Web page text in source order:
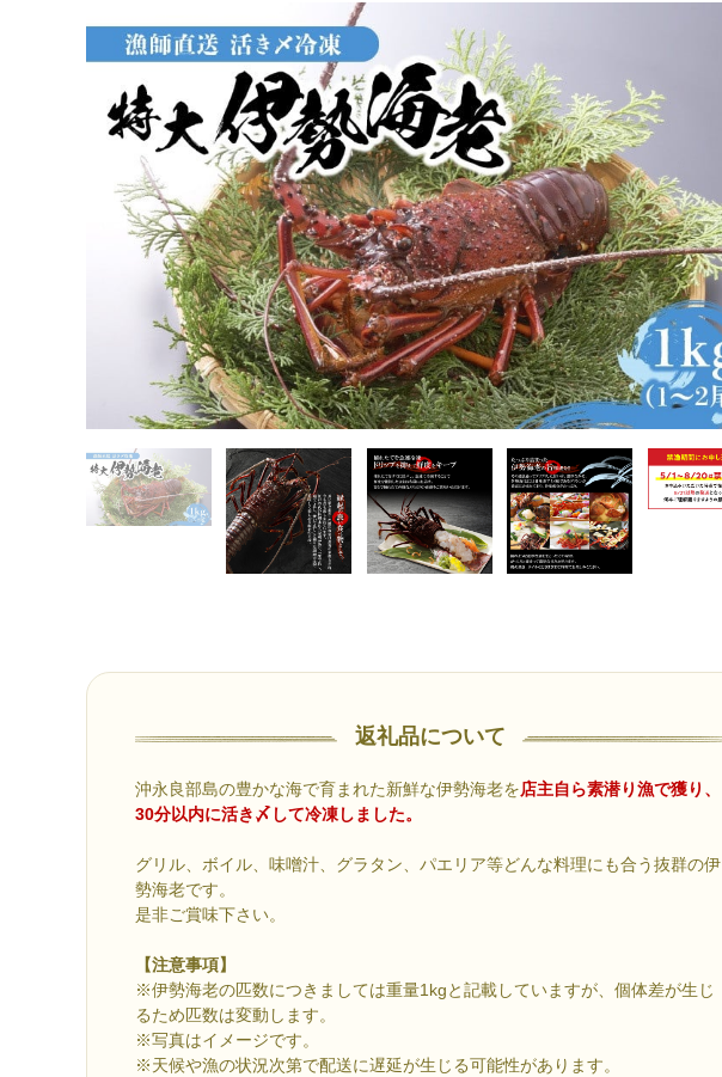
返礼品について
沖永良部島の豊かな海で育まれた新鮮な伊勢海老を店主自ら素潜り漁で獲り、
30分以内に活き〆して冷凍しました。
グリル、ボイル、味噌汁、グラタン、パエリア等どんな料理にも合う抜群の伊
勢海老です。
是非ご賞味下さい。
【注意事項】
※伊勢海老の匹数につきましては重量1kgと記載していますが、個体差が生じ
るため匹数は変動します。
※写真はイメージです。
※天候や漁の状況次第で配送に遅延が生じる可能性があります。